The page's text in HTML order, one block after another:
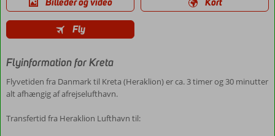
Fly
Flyinformation for Kreta
Flyvetiden fra Danmark til Kreta (Heraklion) er ca. 3 timer og 30 minutter
alt afhængig af afrejselufthavn.
Transfertid fra Heraklion Lufthavn til: